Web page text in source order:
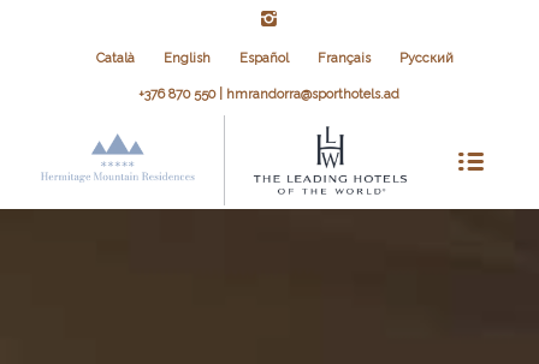
Català English Español Français Русский
+376 870 550 | hmrandorra@sporthotels.ad